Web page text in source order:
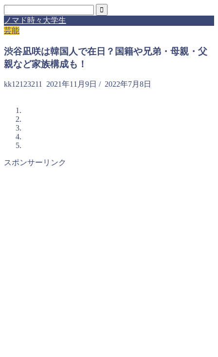
ノマド時々大学生
芸能
渋谷凪咲は韓国人で在日？国籍や兄弟・母親・父
親など家族構成も！
kk12123211 2021年11月9日 / 2022年7月8日
スポンサーリンク